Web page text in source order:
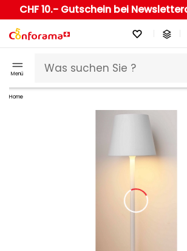
CHF 10.- Gutschein bei
Menü
Home